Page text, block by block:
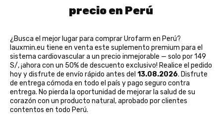
precio en Perú
¿Busca el mejor lugar para comprar Urofarm en Perú?
lauxmin.eu tiene en venta este suplemento premium para el
sistema cardiovascular a un precio inmejorable — solo por 149
S/, ¡ahora con un 50% de descuento exclusivo! Realice el pedido
hoy y disfrute de envío rápido antes del 13.08.2026. Disfrute
de entrega cómoda en todo el país y pago seguro contra
entrega. No pierda la oportunidad de mejorar la salud de su
corazón con un producto natural, aprobado por clientes
contentos en todo Perú.